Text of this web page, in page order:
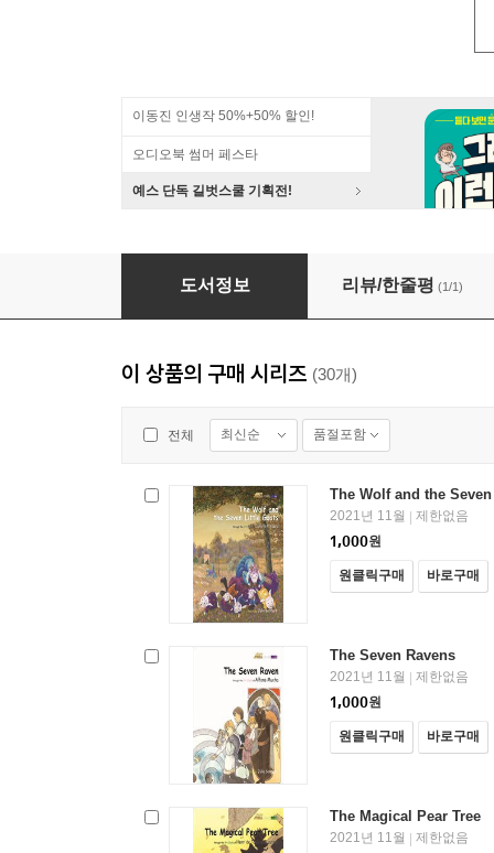
이동진 인생작 50%+50% 할인!
오디오북 썸머 페스타
예스 단독 길벗스쿨 기획전!
Nandi and the Tigers
도서정보 리뷰/한줄평 (1/1)
이 상품의 구매 시리즈 (30개)
전체 최신순 품절포함
The Wolf and the
2021년 11월 | 제한없음
1,000원
원클릭구매 바로구매
The Seven Ravens
2021년 11월 | 제한없음
1,000원
원클릭구매 바로구매
The Magical Pear Tree
2021년 11월 | 제한없음